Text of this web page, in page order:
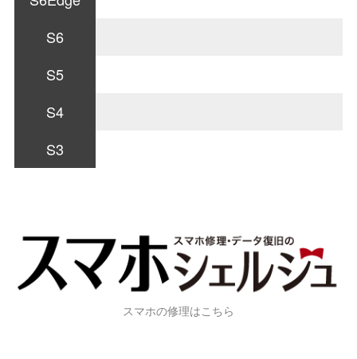
S6
S5
S4
S3
スマホの修理はこちら